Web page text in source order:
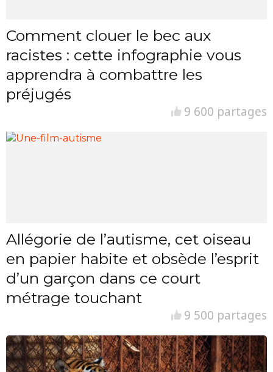
Comment clouer le bec aux
racistes : cette infographie vous
apprendra à combattre les
préjugés
9 600 partages
Allégorie de l’autisme, cet oiseau
en papier habite et obsède l’esprit
d’un garçon dans ce court
métrage touchant
9 500 partages